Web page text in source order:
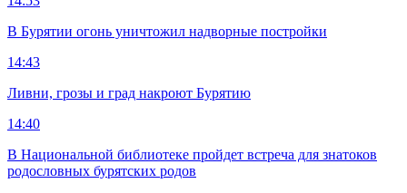
В Бурятии огонь уничтожил надворные постройки
14:43
Ливни, грозы и град накроют Бурятию
14:40
В Национальной библиотеке пройдет встреча для знатоков
родословных бурятских родов